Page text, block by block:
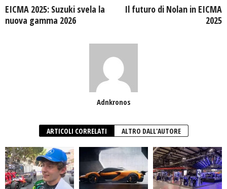
EICMA 2025: Suzuki svela la
nuova gamma 2026
Il futuro di Nolan in EICMA
2025
Adnkronos
ARTICOLI CORRELATI ALTRO DALL'AUTORE